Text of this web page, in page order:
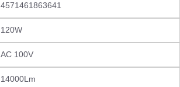
4571461863641
120W
AC 100V
14000Lm